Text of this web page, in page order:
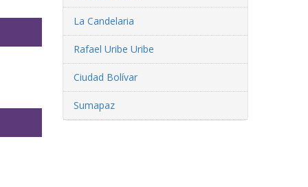
La Candelaria
Rafael Uribe Uribe
Ciudad Bolívar
Sumapaz